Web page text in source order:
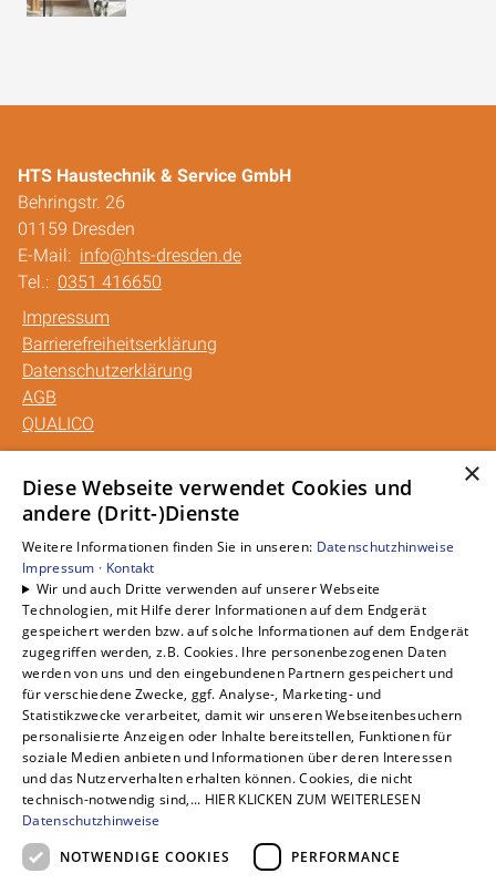
HTS Haustechnik & Service GmbH
Behringstr. 26
01159 Dresden
E-Mail: info@hts-dresden.de
Tel.: 0351 416650
Impressum
Barrierefreiheitserklärung
Datenschutzerklärung
AGB
QUALICO
Unsere Bereiche
Privatkunden
Gewerbekunden
Karriere
Unternehmen
Kontakt
×
Diese Webseite verwendet Cookies und
andere (Dritt-)Dienste
Weitere Informationen finden Sie in unseren: Datenschutzhinweise
Impressum · Kontakt
Wir und auch Dritte verwenden auf unserer Webseite
Technologien, mit Hilfe derer Informationen auf dem Endgerät
gespeichert werden bzw. auf solche Informationen auf dem Endgerät
zugegriffen werden, z.B. Cookies. Ihre personenbezogenen Daten
werden von uns und den eingebundenen Partnern gespeichert und
für verschiedene Zwecke, ggf. Analyse-, Marketing- und
Statistikzwecke verarbeitet, damit wir unseren Webseitenbesuchern
personalisierte Anzeigen oder Inhalte bereitstellen, Funktionen für
soziale Medien anbieten und Informationen über deren Interessen
und das Nutzerverhalten erhalten können. Cookies, die nicht
technisch-notwendig sind,... HIER KLICKEN ZUM WEITERLESEN
Datenschutzhinweise
NOTWENDIGE COOKIES
PERFORMANCE